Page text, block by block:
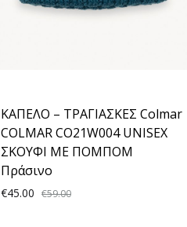
ΚΑΠΕΛΟ – ΤΡΑΓΙΑΣΚΕΣ Colmar
COLMAR CO21W004 UNISEX
ΣΚΟΥΦΙ ΜΕ ΠΟΜΠΟΜ
Πράσινο
€45.00 €59.00